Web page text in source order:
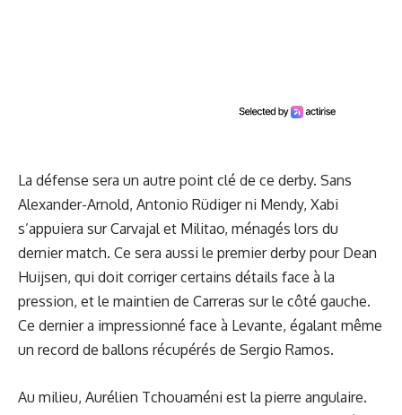
La défense sera un autre point clé de ce derby. Sans
Alexander-Arnold, Antonio Rüdiger ni Mendy, Xabi
s’appuiera sur Carvajal et Militao, ménagés lors du
dernier match. Ce sera aussi le premier derby pour Dean
Huijsen, qui doit corriger certains détails face à la
pression, et le maintien de Carreras sur le côté gauche.
Ce dernier a impressionné face à Levante, égalant même
un record de ballons récupérés de Sergio Ramos.
Au milieu, Aurélien Tchouaméni est la pierre angulaire.